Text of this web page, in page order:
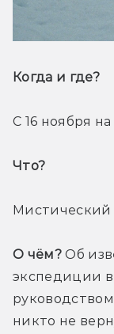
Когда и где?
С 16 ноября
Что?
Мистический
О чём? Об
экспедиции в
никто не